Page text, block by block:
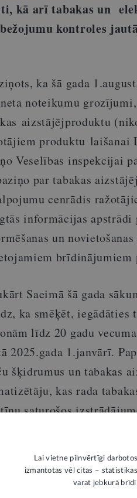
kā arī tabakas un
kontroles
ka šā gada
noteikumu
aizstājējproduktu
produktu laišanai
Veselības inspekcijai
par tabakas
cenrādis
informācijas
un
brīdinājumiem
Saeimā šā gada
ka smēķēt,
līdz 20 gadu
2025.gada 1.janvārī.
šķidrumus un tabakas
kas rada
saturošos
(t.sk. bērnu un
vai šādu
atkarības rašanās
Lai vietne pilnvērtīgi
izmantotas vēl citas –
varat jebkurā